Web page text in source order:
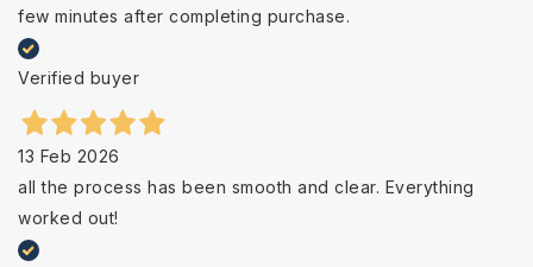
few minutes after completing purchase.
Verified buyer
13 Feb 2026
all the process has been smooth and clear. Everything
worked out!